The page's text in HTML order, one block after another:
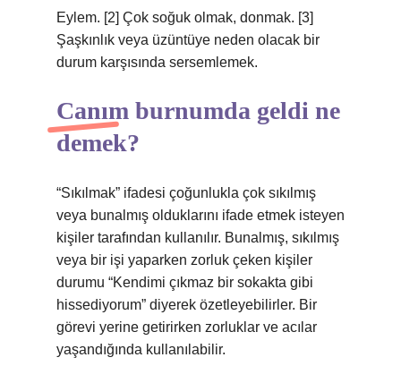
Eylem. [2] Çok soğuk olmak, donmak. [3]
Şaşkınlık veya üzüntüye neden olacak bir
durum karşısında sersemlemek.
Canım burnumda geldi ne
demek?
“Sıkılmak” ifadesi çoğunlukla çok sıkılmış
veya bunalmış olduklarını ifade etmek isteyen
kişiler tarafından kullanılır. Bunalmış, sıkılmış
veya bir işi yaparken zorluk çeken kişiler
durumu “Kendimi çıkmaz bir sokakta gibi
hissediyorum” diyerek özetleyebilirler. Bir
görevi yerine getirirken zorluklar ve acılar
yaşandığında kullanılabilir.